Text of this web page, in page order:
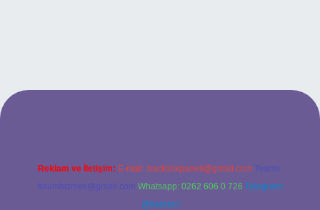
Reklam ve İletişim: E-mail: backlinkpaneli@gmail.com Teams:
forumhizmeti@gmail.com Whatsapp: 0262 606 0 726 Telegram:
@karabul